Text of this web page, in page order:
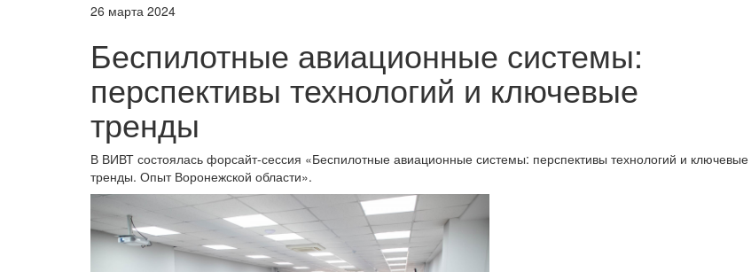
26 марта 2024
Беспилотные авиационные системы:
перспективы технологий и ключевые
тренды
В ВИВТ состоялась форсайт-сессия «Беспилотные авиационные системы: перспективы технологий и ключевые
тренды. Опыт Воронежской области».